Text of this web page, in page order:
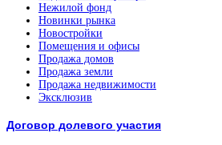
Нежилой фонд
Новинки рынка
Новостройки
Помещения и офисы
Продажа домов
Продажа земли
Продажа недвижимости
Эксклюзив
Договор долевого участия